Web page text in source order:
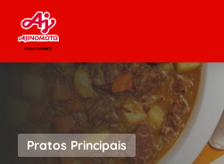
Skip to content
Pratos Principais